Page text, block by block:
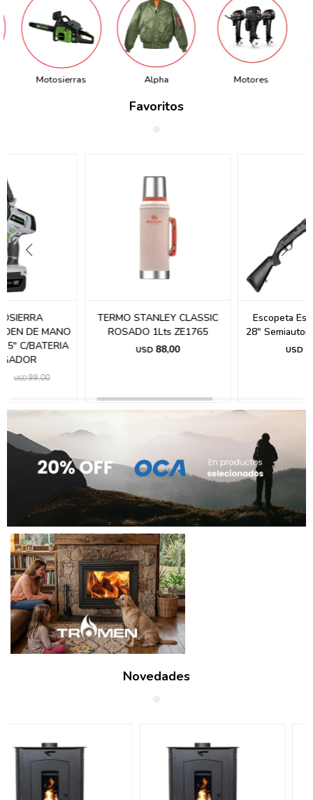
Motosierras Alpha Motores
Favoritos
TERMO STANLEY CLASSIC
ROSADO 1Lts ZE1765
USD
Escopeta Escort Ps Cal 12
28" Semiautomatico Polimero
Novedades